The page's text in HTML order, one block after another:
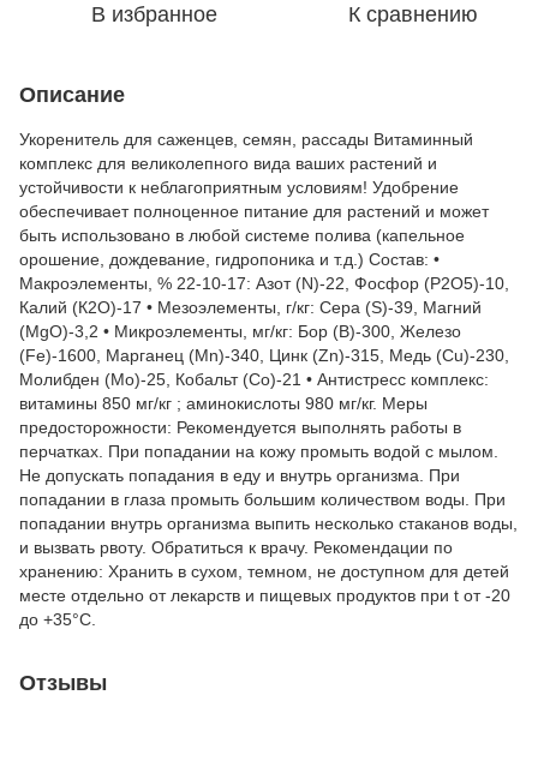
В избранное К сравнению
Описание
Укоренитель для саженцев, семян, рассады Витаминный
комплекс для великолепного вида ваших растений и
устойчивости к неблагоприятным условиям! Удобрение
обеспечивает полноценное питание для растений и может
быть использовано в любой системе полива (капельное
орошение, дождевание, гидропоника и т.д.) Состав: •
Макроэлементы, % 22-10-17: Азот (N)-22, Фосфор (Р2О5)-10,
Калий (К2О)-17 • Мезоэлементы, г/кг: Сера (S)-39, Магний
(MgO)-3,2 • Микроэлементы, мг/кг: Бор (В)-300, Железо
(Fe)-1600, Марганец (Mn)-340, Цинк (Zn)-315, Медь (Cu)-230,
Молибден (Мо)-25, Кобальт (Со)-21 • Антистресс комплекс:
витамины 850 мг/кг ; аминокислоты 980 мг/кг. Меры
предосторожности: Рекомендуется выполнять работы в
перчатках. При попадании на кожу промыть водой с мылом.
Не допускать попадания в еду и внутрь организма. При
попадании в глаза промыть большим количеством воды. При
попадании внутрь организма выпить несколько стаканов воды,
и вызвать рвоту. Обратиться к врачу. Рекомендации по
хранению: Хранить в сухом, темном, не доступном для детей
месте отдельно от лекарств и пищевых продуктов при t от -20
до +35°С.
Отзывы